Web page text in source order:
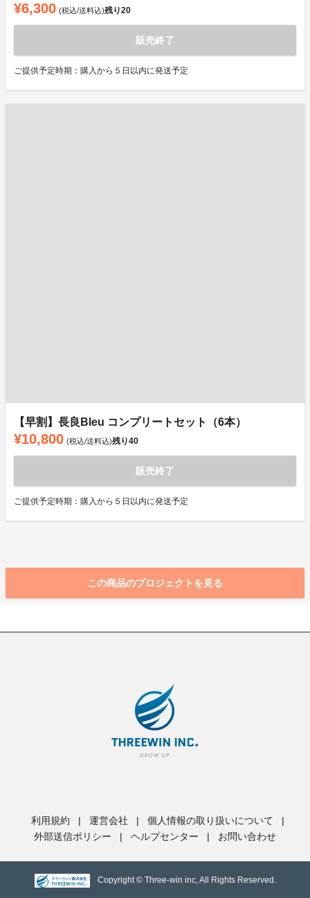
¥6,300 (税込/送料込)残り20
販売終了
ご提供予定時期：購入から５日以内に発送予定
【早割】長良Bleu コンプリートセット（6本）
¥10,800 (税込/送料込)残り40
販売終了
ご提供予定時期：購入から５日以内に発送予定
この商品のプロジェクトを見る
利用規約 | 運営会社 | 個人情報の取り扱いについて
|
外部送信ポリシー
| ヘルプセンター | お問い合わせ
Copyright © Three-win inc, All Rights Reserved.